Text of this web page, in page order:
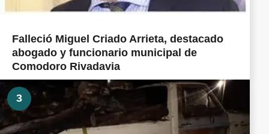
Falleció Miguel Criado Arrieta, destacado
abogado y funcionario municipal de
Comodoro Rivadavia
3